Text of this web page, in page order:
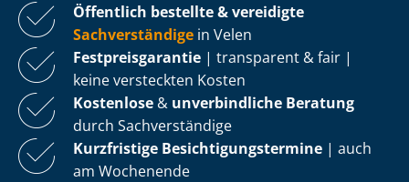
Öffentlich bestellte & vereidigte
Sachverständige in Velen
Fest­preis­ga­ran­tie | transparent & fair |
keine versteckten Kosten
Kostenlose & unverbindliche Beratung
durch Sachverständige
Kurzfristige Be­sich­ti­gungs­ter­mi­ne | auch
am Wochenende